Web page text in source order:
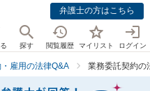
弁護士の方はこちら
探す 閲覧履歴 マイリスト ログイン
雇用の法律Q&A 業務委託契約の